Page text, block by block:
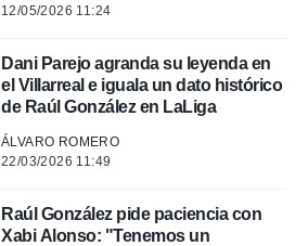
12/05/2026 11:24
Dani Parejo agranda su leyenda en
el Villarreal e iguala un dato histórico
de Raúl González en LaLiga
ÁLVARO ROMERO
22/03/2026 11:49
Raúl González pide paciencia con
Xabi Alonso: "Tenemos un